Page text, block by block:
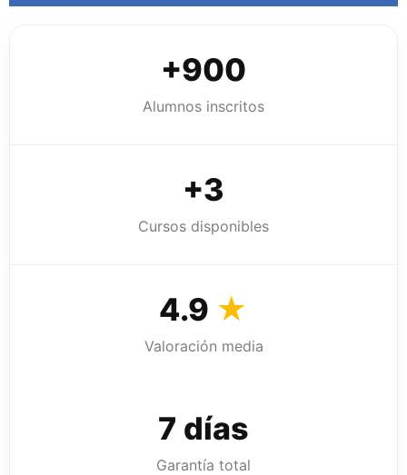
+900
Alumnos inscritos
+3
Cursos disponibles
4.9 ★
Valoración media
7 días
Garantía total